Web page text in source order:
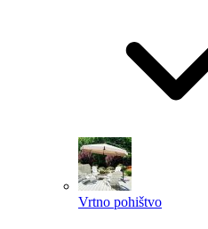
Vrtno pohištvo